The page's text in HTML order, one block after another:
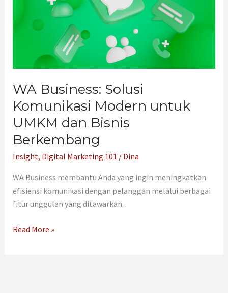
WA Business: Solusi
Komunikasi Modern untuk
UMKM dan Bisnis
Berkembang
Insight, Digital Marketing 101 / Dina
WA Business membantu Anda yang ingin meningkatkan
efisiensi komunikasi dengan pelanggan melalui berbagai
fitur unggulan yang ditawarkan.
Bisnis
Berkembang
Read More »